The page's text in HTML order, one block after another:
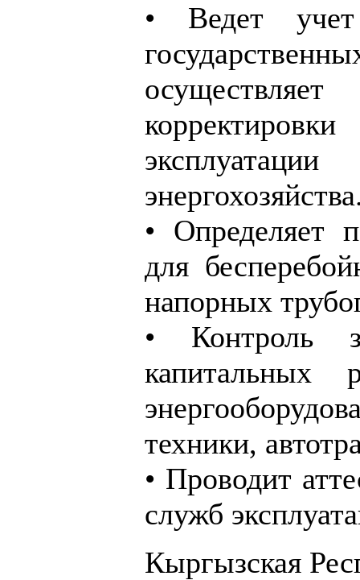
• Ведет учет
• Определяет
для
напорных
• Контроль
капитальных
техники,
• Проводит
служб
Кыргызская